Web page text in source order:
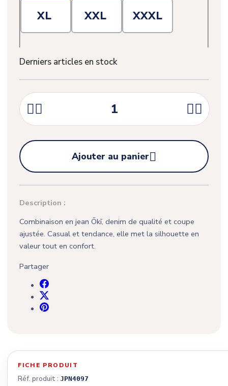
XL XXL XXXL
Derniers articles en stock
 

Ajouter au panier
Description :
Combinaison en jean Ōkī, denim de qualité et coupe
ajustée. Casual et tendance, elle met la silhouette en
valeur tout en confort.
Partager
FICHE PRODUIT
Réf. produit : JPN4097